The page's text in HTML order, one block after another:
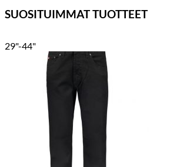
SUOSITUIMMAT TUOTTEET
29"-44"